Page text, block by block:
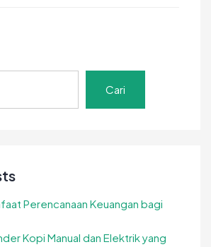
Menyiapkan
Cari
Perencanaan Keuangan bagi
Kopi Manual dan Elektrik yang